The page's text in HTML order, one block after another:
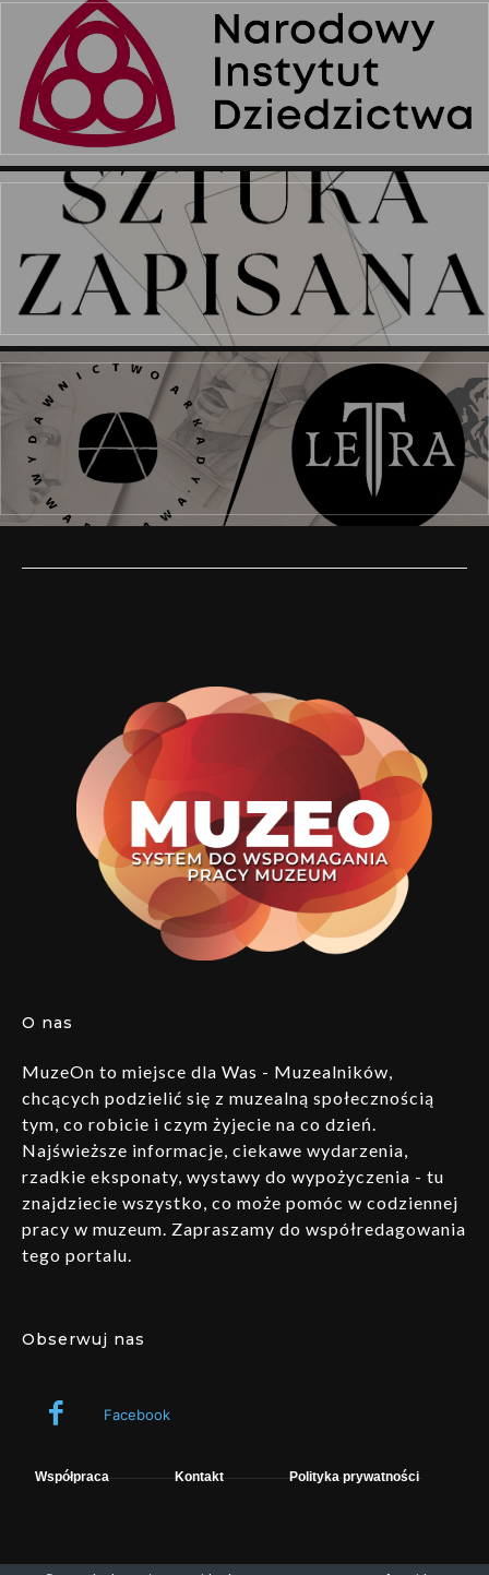
O nas
MuzeOn to miejsce dla Was - Muzealników,
chcących podzielić się z muzealną społecznością
tym, co robicie i czym żyjecie na co dzień.
Najświeższe informacje, ciekawe wydarzenia,
rzadkie eksponaty, wystawy do wypożyczenia - tu
znajdziecie wszystko, co może pomóc w codziennej
pracy w muzeum. Zapraszamy do współredagowania
tego portalu.
Obserwuj nas
Facebook
Współpraca Kontakt Polityka prywatności